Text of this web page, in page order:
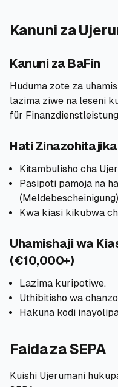
Kanuni za
Kanuni za BaFin
Huduma zote za
lazima ziwe na leseni
für
Hati Zinazohitajika
Kitambulisho cha
Pasipoti pamoja na
(Meldebescheinigung)
Kwa kiasi kikubwa
Uhamishaji wa
(€10,000+)
Lazima kuripotiwe.
Uthibitisho wa
Hakuna kodi
Faida za SEPA
Kuishi Ujerumani